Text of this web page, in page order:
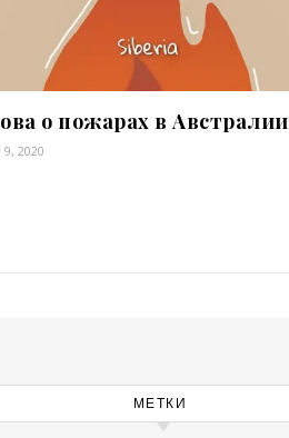
о пожарах в Австралии
9, 2020
МЕТКИ